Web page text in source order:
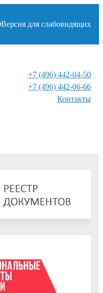
Версия для слабовидящих
+7 (496) 442-04-50
+7 (496) 442-06-66
Контакты⁠